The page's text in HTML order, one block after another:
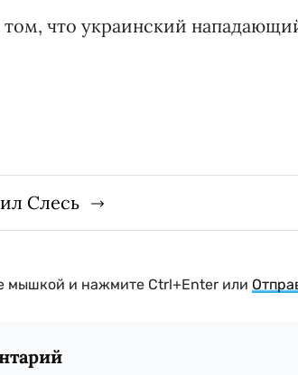
том, что украинский
Слесь
мышкой и нажмите Ctrl+Enter или